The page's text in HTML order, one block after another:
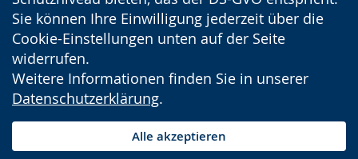
Sie können Ihre Einwilligung jederzeit über die
Cookie-Einstellungen unten auf der Seite
widerrufen.
Weitere Informationen finden Sie in unserer
Datenschutzerklärung.
Alle akzeptieren